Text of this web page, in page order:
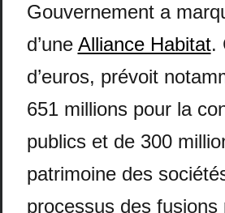
Gouvernement a
d’une Alliance Habitat.
d’euros, prévoit
651 millions pour la
publics et de 300
patrimoine des
processus des